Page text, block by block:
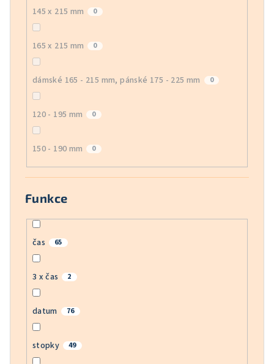
145 x 215 mm 0
165 x 215 mm 0
dámské 165 - 215 mm, pánské 175 - 225 mm 0
120 - 195 mm 0
150 - 190 mm 0
Funkce
čas 65
3 x čas 2
datum 76
stopky 49